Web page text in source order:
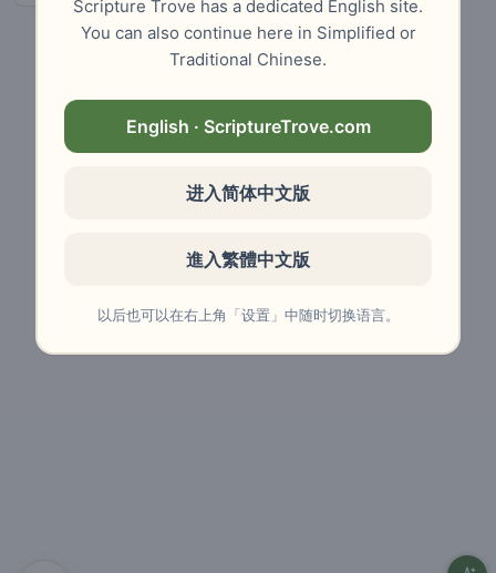
Scripture Trove has a dedicated English site.
You can also continue here in Simplified or
Traditional Chinese.
English · ScriptureTrove.com
进入简体中文版
進入繁體中文版
以后也可以在右上角「设置」中随时切换语言。